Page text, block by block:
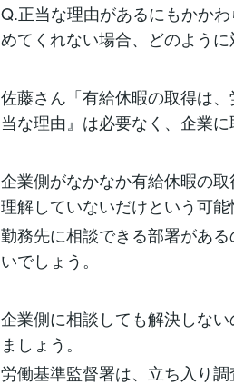
Q.正当な理由があるにもかか
めてくれない場合、どのように
佐藤さん「有給休暇の取得は
当な理由』は必要なく、企業
企業側がなかなか有給休暇の
理解していないだけという可能
勤務先に相談できる部署があ
いでしょう。
企業側に相談しても解決しな
ましょう。
労働基準監督署は、立ち入り